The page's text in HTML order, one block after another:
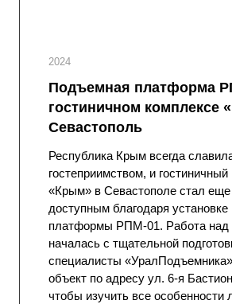
2024
Подъемная платформа
гостиничном комплексе
Севастополь
Республика Крым всегда
гостеприимством, и гостиничный
«Крым» в Севастополе стал
доступным благодаря
платформы РПМ-01. Работа над
началась с тщательной
специалисты
объект по адресу ул. 6-я
чтобы изучить все особенности